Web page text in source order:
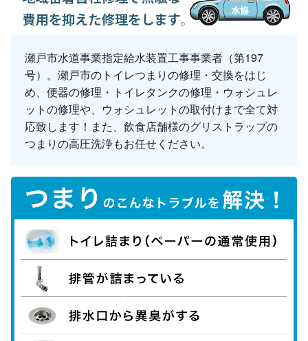
瀬戸市水道事業指定給水装置工事事業者（第197
号）。瀬戸市のトイレつまりの修理・交換をはじ
め、便器の修理・トイレタンクの修理・ウォシュレ
ットの修理や、ウォシュレットの取付けまで全て対
応致します！また、飲食店舗様のグリストラップの
つまりの高圧洗浄もお任せください。